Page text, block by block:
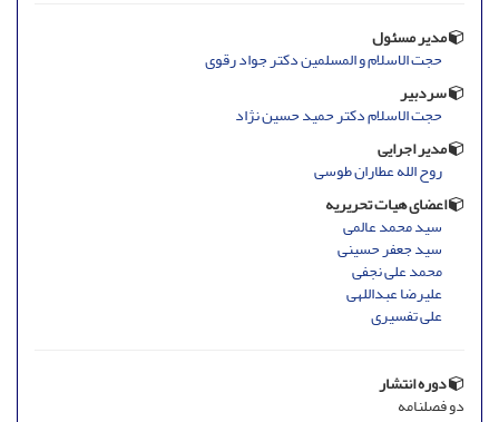
مدیر مسئول
حجت الاسلام و المسلمین دکتر جواد رقوی
سردبیر
حجت الاسلام دکتر حمید حسین نژاد
مدیر اجرایی
روح الله عطاران طوسی
اعضای هیات تحریریه
سید محمد عالمی
سید جعفر حسینی
محمد علی نجفی
علیرضا عبداللهی
علی تفسیری
دوره انتشار
دو فصلنامه